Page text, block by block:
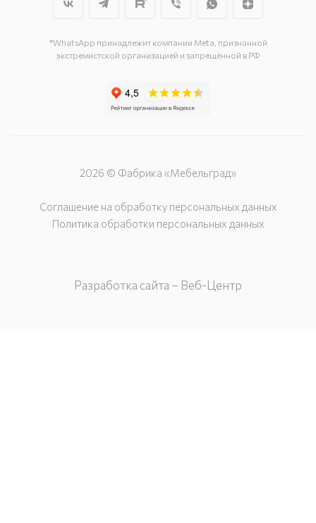
г. Подольск, ул. Станционная, д. 11
*WhatsApp принадлежит компании Meta, признанной
экстремистской организацией и запрещённой в РФ
2026 © Фабрика «Мебельград»
Соглашение на обработку персональных данных
Политика обработки персональных данных
Разработка сайта – Веб-Центр